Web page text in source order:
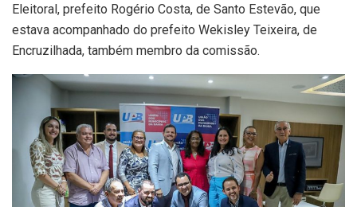
Eleitoral, prefeito Rogério Costa, de Santo Estevão, que
estava acompanhado do prefeito Wekisley Teixeira, de
Encruzilhada, também membro da comissão.